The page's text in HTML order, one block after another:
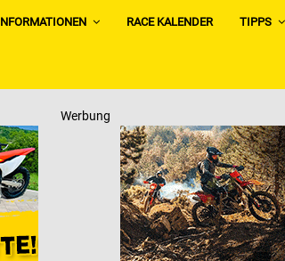
RACE KALENDER TIPPS
Werbung